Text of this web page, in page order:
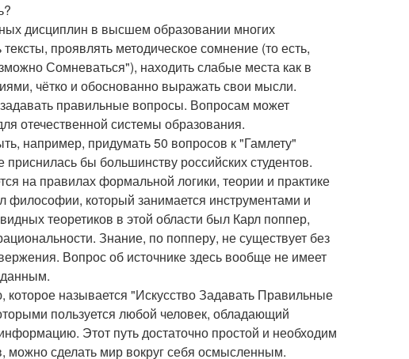
дисциплин в высшем образовании многих
проявлять методическое сомнение (то есть,
Сомневаться"), находить слабые места как в
чётко и обоснованно выражать свои мысли.
правильные вопросы. Вопросам может
отечественной системы образования.
например, придумать 50 вопросов к "Гамлету"
бы большинству российских студентов.
на правилах формальной логики, теории и практике
философии, который занимается инструментами и
теоретиков в этой области был Карл поппер,
Знание, по попперу, не существует без
Вопрос об источнике здесь вообще не имеет
называется "Искусство Задавать Правильные
пользуется любой человек, обладающий
Этот путь достаточно простой и необходим
можно сделать мир вокруг себя осмысленным.